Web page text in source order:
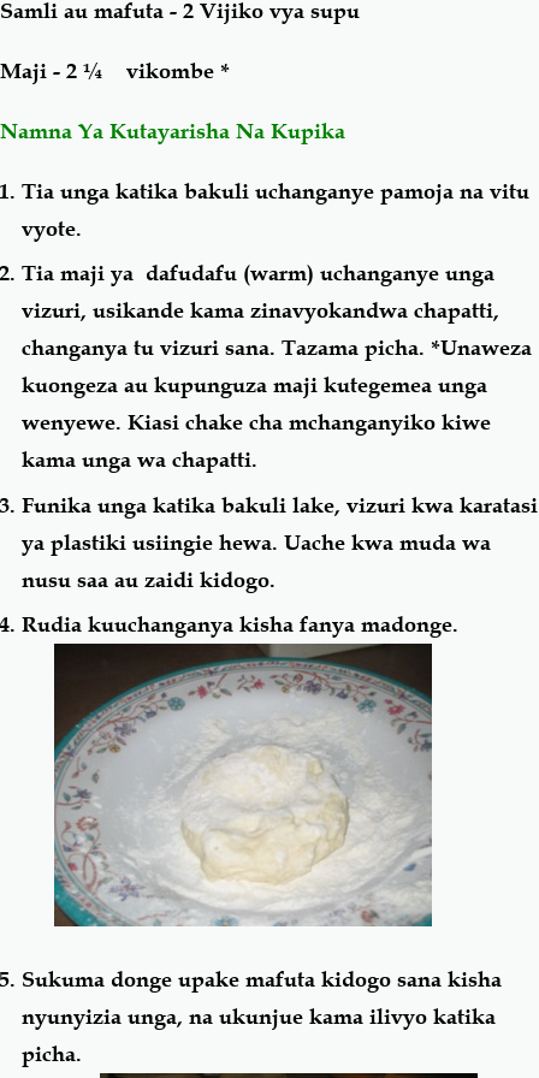
Samli au mafuta - 2 Vijiko vya supu
Maji - 2 ¼ vikombe *
Namna Ya Kutayarisha Na Kupika
Tia unga katika bakuli uchanganye pamoja na vitu
vyote.
Tia maji ya dafudafu (warm) uchanganye unga
vizuri, usikande kama zinavyokandwa chapatti,
changanya tu vizuri sana. Tazama picha. *Unaweza
kuongeza au kupunguza maji kutegemea unga
wenyewe. Kiasi chake cha mchanganyiko kiwe
kama unga wa chapatti.
Funika unga katika bakuli lake, vizuri kwa karatasi
ya plastiki usiingie hewa. Uache kwa muda wa
nusu saa au zaidi kidogo.
Rudia kuuchanganya kisha fanya madonge.
Sukuma donge upake mafuta kidogo sana kisha
nyunyizia unga, na ukunjue kama ilivyo katika
picha.